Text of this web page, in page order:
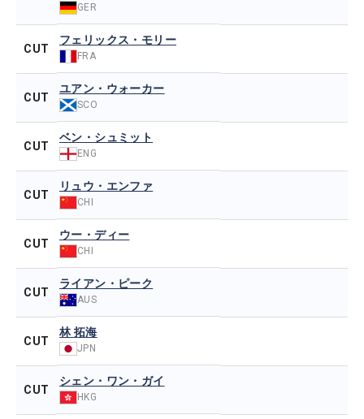
GER
CUT
フェリックス・モリー
FRA
CUT
ユアン・ウォーカー
SCO
CUT
ベン・シュミット
ENG
CUT
リュウ・エンファ
CHI
CUT
ウー・ディー
CHI
CUT
ライアン・ピーク
AUS
CUT
林 拓海
JPN
CUT
シェン・ワン・ガイ
HKG